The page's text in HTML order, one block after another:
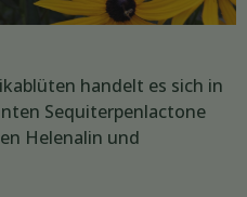
handelt es sich in
Sequiterpenlactone
Helenalin und